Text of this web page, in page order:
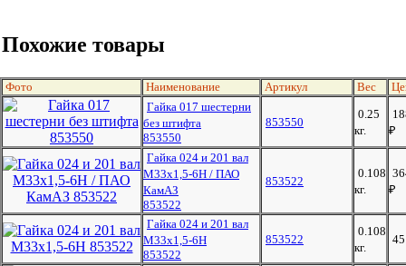
Похожие товары
Фото Наименование Артикул Вес
Гайка 017 шестерни
без штифта
853550
853550
0.25
кг.
₽
Гайка 024 и 201 вал
М33х1,5-6Н / ПАО
КамАЗ
853522
853522
0.108
кг.
₽
Гайка 024 и 201 вал
М33х1,5-6Н
853522
853522
0.108
кг.